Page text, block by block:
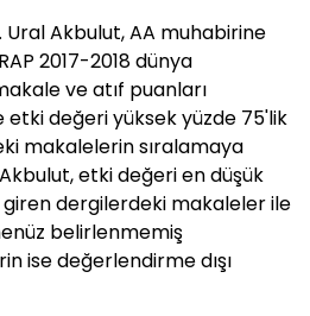
Ural Akbulut, AA muhabirine
2017-2018 dünya
ve atıf puanları
etki değeri yüksek yüzde 75'lik
makalelerin sıralamaya
etki değeri en düşük
giren dergilerdeki makaleler ile
belirlenmemiş
ise değerlendirme dışı